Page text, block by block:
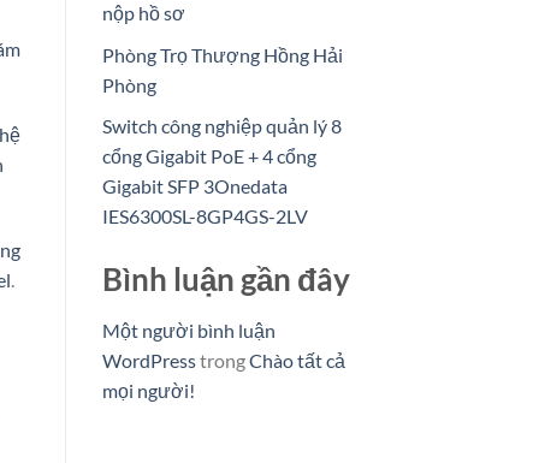
nộp hồ sơ
Phòng Trọ Thượng Hồng Hải
Phòng
Switch công nghiệp quản lý 8
cổng Gigabit PoE + 4 cổng
Gigabit SFP 3Onedata
IES6300SL-8GP4GS-2LV
Bình luận gần đây
Một người bình luận
WordPresstrongChào tất cả
mọi người!